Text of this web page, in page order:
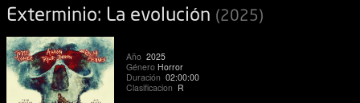
Exterminio: La evolución (2025)
Año 2025
Género Horror
Duración 02:00:00
Clasificacion R